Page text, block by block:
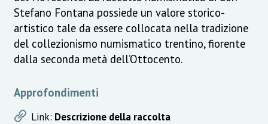
Stefano Fontana possiede un valore storico-
artistico tale da essere collocata nella tradizione
del collezionismo numismatico trentino, fiorente
dalla seconda metà dell’Ottocento.
Approfondimenti
Link: Descrizione della raccolta